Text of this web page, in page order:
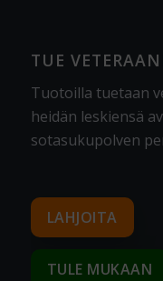
TUE
Tuotoilla tuetaan
heidän leskiensä
sotasukupolven
LAHJOITA
TULE MUKAAN